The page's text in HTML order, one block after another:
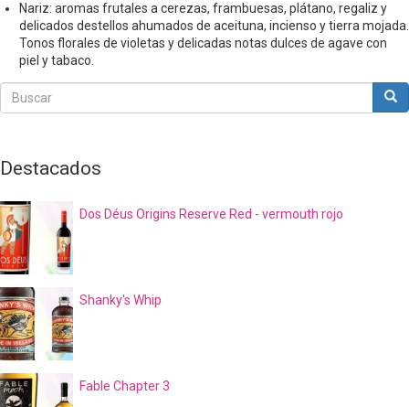
Nariz: aromas frutales a cerezas, frambuesas, plátano, regaliz y
delicados destellos ahumados de aceituna, incienso y tierra mojada.
Tonos florales de violetas y delicadas notas dulces de agave con
piel y tabaco.
Buscar
Buscar
Destacados
Dos Déus Origins Reserve Red - vermouth rojo
Shanky's Whip
Fable Chapter 3